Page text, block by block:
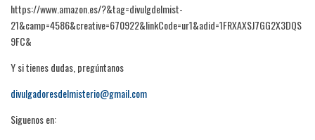
https://www.amazon.es/?&tag=divulgdelmist-
21&camp=4586&creative=670922&linkCode=ur1&adid=1FRXAXSJ7GG2X3DQS
9FC&
Y si tienes dudas, pregúntanos
divulgadoresdelmisterio@gmail.com
Siguenos en: